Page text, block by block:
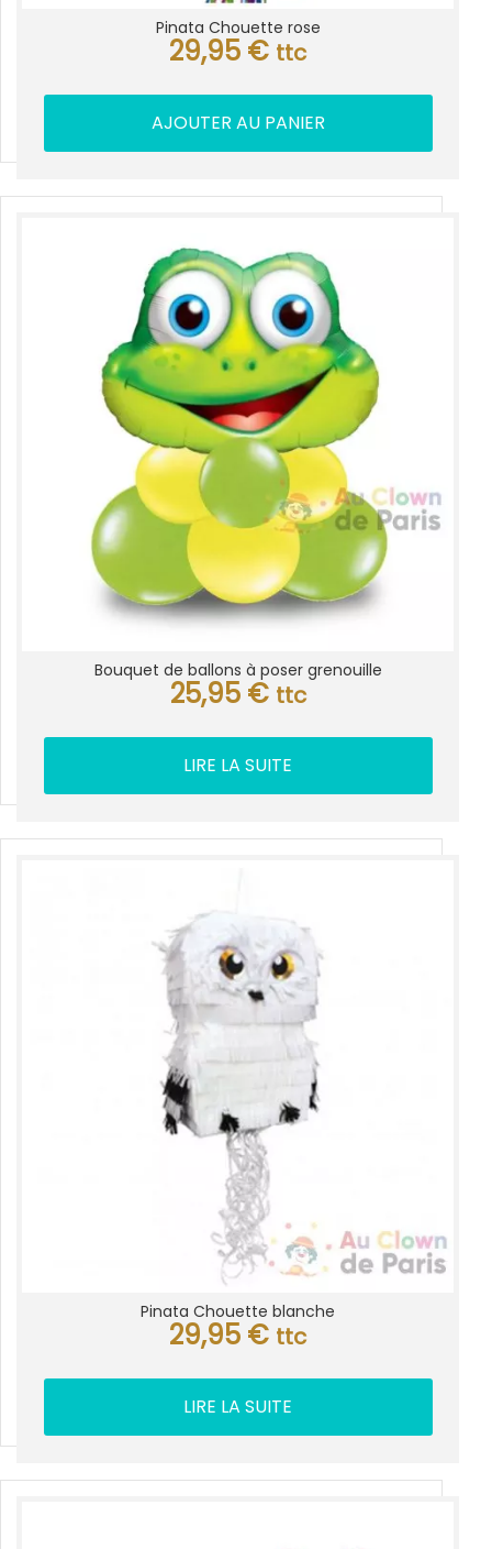
Pinata Chouette rose
29,95 € ttc
AJOUTER AU PANIER
Bouquet de ballons à poser grenouille
25,95 € ttc
LIRE LA SUITE
Pinata Chouette blanche
29,95 € ttc
LIRE LA SUITE